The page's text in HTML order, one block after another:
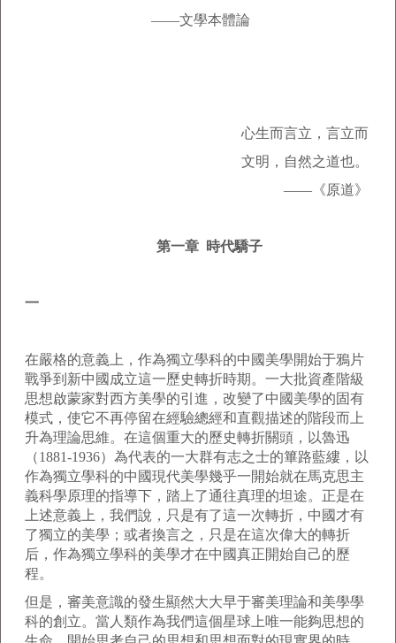
——文學本體論
心生而言立，言立而
文明，自然之道也。
——《原道》
第一章 時代驕子
一
在嚴格的意義上，作為獨立學科的中國美學開始于鴉片
戰爭到新中國成立這一歷史轉折時期。一大批資產階級
思想啟蒙家對西方美學的引進，改變了中國美學的固有
模式，使它不再停留在經驗總經和直觀描述的階段而上
升為理論思維。在這個重大的歷史轉折關頭，以魯迅
（1881-1936）為代表的一大群有志之士的篳路藍縷，以
作為獨立學科的中國現代美學幾乎一開始就在馬克思主
義科學原理的指導下，踏上了通往真理的坦途。正是在
上述意義上，我們說，只是有了這一次轉折，中國才有
了獨立的美學；或者換言之，只是在這次偉大的轉折
后，作為獨立學科的美學才在中國真正開始自己的歷
程。
但是，審美意識的發生顯然大大早于審美理論和美學學
科的創立。當人類作為我們這個星球上唯一能夠思想的